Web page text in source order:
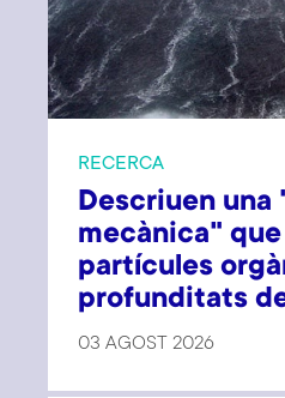
RECERCA
Descriuen una
mecànica"
partícules
profunditats
03 AGOST 2026